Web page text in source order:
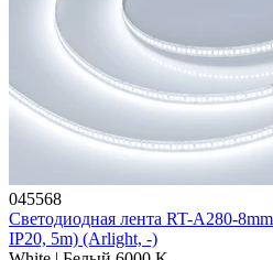
045568
Светодиодная лента RT-A280-
IP20, 5m) (Arlight, -)